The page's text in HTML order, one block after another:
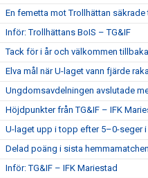
En femetta mot Trollhättan
Inför: Trollhättans BoIS – TG&IF
Tack för i år och välkommen
Elva mål när U-laget vann fjärde
Ungdomsavdelningen avslutade
Höjdpunkter från TG&IF – IFK
U-laget upp i topp efter 5–0-seger i
Delad poäng i sista
Inför: TG&IF – IFK Mariestad